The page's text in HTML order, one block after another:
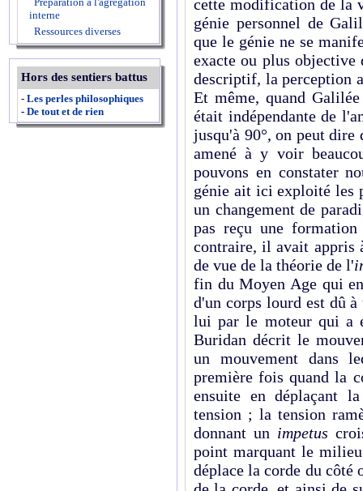
interne
Ressources diverses
Hors des sentiers battus
- Les perles philosophiques
- De tout et de rien
cette modification de la
génie personnel de
que le génie ne se
exacte ou plus objective
descriptif, la perception
Et même, quand
était indépendante de
jusqu'à 90°, on peut dire
amené à y voir
pouvons en constater
génie ait ici exploité les
un changement de
pas reçu une
contraire, il avait appris
de vue de la théorie de l'
fin du Moyen Age qui
d'un corps lourd est dû
lui par le moteur qui a
Buridan décrit le
un mouvement dans
première fois quand la
ensuite en déplaçant
tension ; la tension
donnant un impetus
point marquant le
déplace la corde du côté